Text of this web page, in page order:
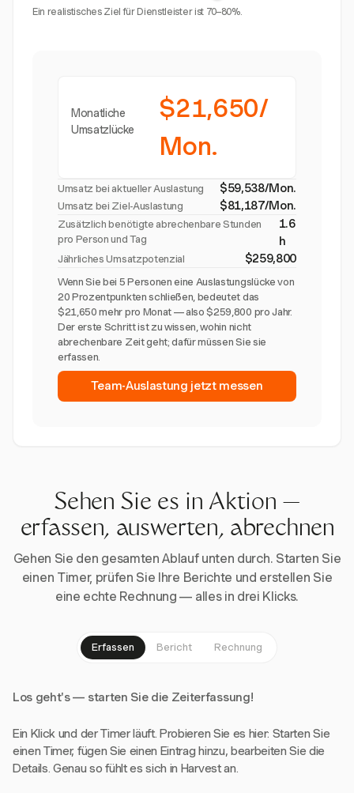
Ein realistisches Ziel für Dienstleister ist 70–80%.
Monatliche
Umsatzlücke
$21,650/
Mon.
Umsatz bei aktueller Auslastung $59,538/Mon.
Umsatz bei Ziel-Auslastung $81,187/Mon.
Zusätzlich benötigte abrechenbare Stunden
pro Person und Tag
1.6
h
Jährliches Umsatzpotenzial $259,800
Wenn Sie bei 5 Personen eine Auslastungslücke von
20 Prozentpunkten schließen, bedeutet das
$21,650 mehr pro Monat — also $259,800 pro Jahr.
Der erste Schritt ist zu wissen, wohin nicht
abrechenbare Zeit geht; dafür müssen Sie sie
erfassen.
Team-Auslastung jetzt messen
Sehen Sie es in Aktion —
erfassen, auswerten, abrechnen
Gehen Sie den gesamten Ablauf unten durch. Starten Sie
einen Timer, prüfen Sie Ihre Berichte und erstellen Sie
eine echte Rechnung — alles in drei Klicks.
Erfassen Bericht Rechnung
Los geht's — starten Sie die Zeiterfassung!
Ein Klick und der Timer läuft. Probieren Sie es hier: Starten Sie
einen Timer, fügen Sie einen Eintrag hinzu, bearbeiten Sie die
Details. Genau so fühlt es sich in Harvest an.